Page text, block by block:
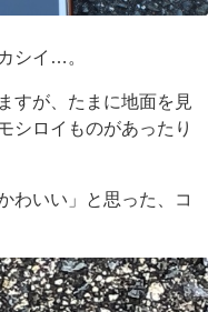
シイ…。
すが、たまに地面を見
シロイものがあったり
わいい」と思った、コ